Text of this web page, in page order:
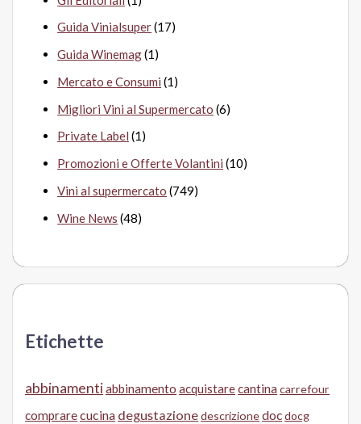
Guida Vinialsuper(17)
Guida Winemag(1)
Mercato e Consumi (1)
Migliori Vini al Supermercato (6)
Private Label (1)
Promozioni e Offerte Volantini (10)
Vini al supermercato (749)
Wine News (48)
Etichette
abbinamentiabbinamento acquistarecantina carrefour
comprarecucina degustazionedescrizionedocdocg